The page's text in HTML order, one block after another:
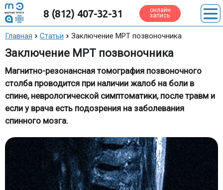
8 (812) 407-32-31 онлайн
запись
Главная Статьи Заключение МРТ позвоночника
Заключение МРТ позвоночника
Магнитно-резонансная томография позвоночного
столба проводится при наличии жалоб на боли в
спине, неврологической симптоматики, после травм и
если у врача есть подозрения на заболевания
спинного мозга.